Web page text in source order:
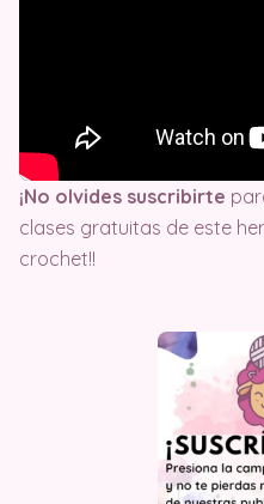
¡No olvides suscribirte
clases gratuitas de este
crochet!!